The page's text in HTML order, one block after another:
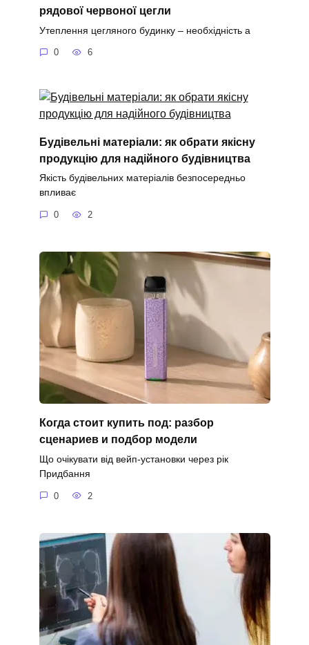
рядової червоної цегли
Утеплення цегляного будинку – необхідність а
0 6
Будівельні матеріали: як обрати якісну
продукцію для надійного будівництва
Якість будівельних матеріалів безпосередньо
впливає
0 2
Когда стоит купить под: разбор
сценариев и подбор модели
Що очікувати від вейп-установки через рік
Придбання
0 2